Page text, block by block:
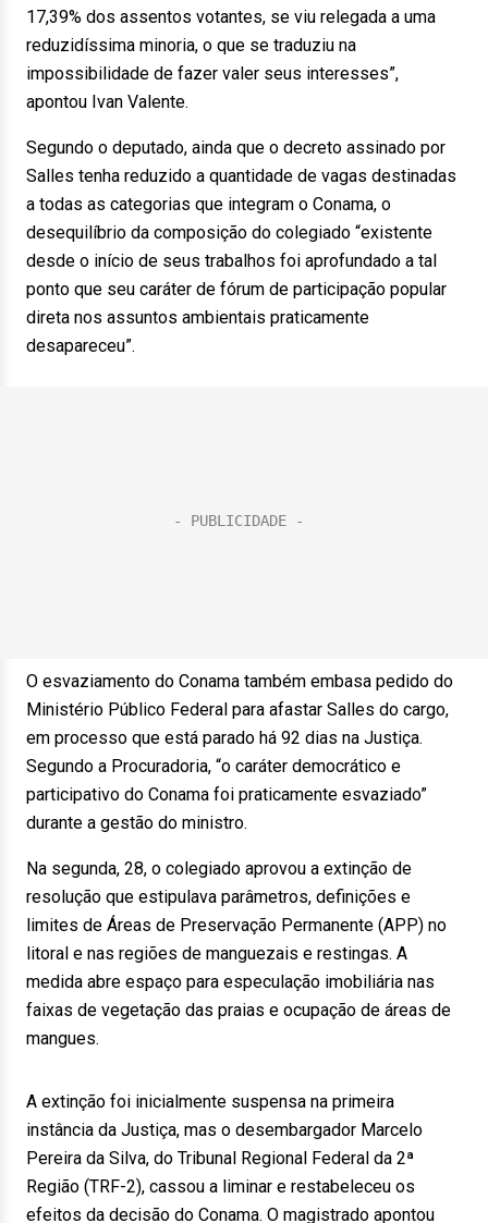
17,39% dos assentos votantes, se viu relegada a uma
reduzidíssima minoria, o que se traduziu na
impossibilidade de fazer valer seus interesses”,
apontou Ivan Valente.
Segundo o deputado, ainda que o decreto assinado por
Salles tenha reduzido a quantidade de vagas destinadas
a todas as categorias que integram o Conama, o
desequilíbrio da composição do colegiado “existente
desde o início de seus trabalhos foi aprofundado a tal
ponto que seu caráter de fórum de participação popular
direta nos assuntos ambientais praticamente
desapareceu”.
O esvaziamento do Conama também embasa pedido do
Ministério Público Federal para afastar Salles do cargo,
em processo que está parado há 92 dias na Justiça.
Segundo a Procuradoria, “o caráter democrático e
participativo do Conama foi praticamente esvaziado”
durante a gestão do ministro.
Na segunda, 28, o colegiado aprovou a extinção de
resolução que estipulava parâmetros, definições e
limites de Áreas de Preservação Permanente (APP) no
litoral e nas regiões de manguezais e restingas. A
medida abre espaço para especulação imobiliária nas
faixas de vegetação das praias e ocupação de áreas de
mangues.
A extinção foi inicialmente suspensa na primeira
instância da Justiça, mas o desembargador Marcelo
Pereira da Silva, do Tribunal Regional Federal da 2ª
Região (TRF-2), cassou a liminar e restabeleceu os
efeitos da decisão do Conama. O magistrado apontou